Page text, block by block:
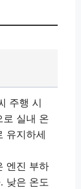
주행 시
로 실내 온
유지하세
엔진 부하
낮은 온도